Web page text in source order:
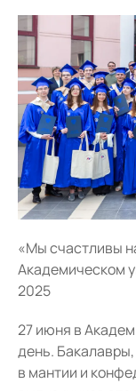
«Мы счастливы
Академическом
2025
27 июня в
день.
в мантии и